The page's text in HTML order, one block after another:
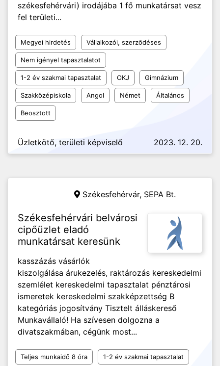
székesfehérvári) irodájába 1 fő munkatársat vesz
fel területi...
Megyei hirdetés Vállalkozói, szerződéses
Nem igényel tapasztalatot
1-2 év szakmai tapasztalat OKJ Gimnázium
Szakközépiskola Angol Német Általános
Beosztott
Üzletkötő, területi képviselő 2023. 12. 20.
Székesfehérvár, SEPA Bt.
Székesfehérvári belvárosi
cipőüzlet eladó
munkatársat keresünk
kasszázás vásárlók
kiszolgálása árukezelés, raktározás kereskedelmi
szemlélet kereskedelmi tapasztalat pénztárosi
ismeretek kereskedelmi szakképzettség B
kategóriás jogosítvány Tisztelt álláskereső
Munkavállaló! Ha szívesen dolgozna a
divatszakmában, cégünk most...
Teljes munkaidő 8 óra 1-2 év szakmai tapasztalat